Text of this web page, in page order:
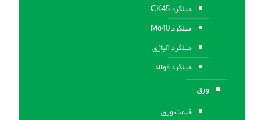
میلگرد CK45
میلگرد Mo40
میلگرد آلیاژی
میلگرد فولاد
ورق
قیمت ورق